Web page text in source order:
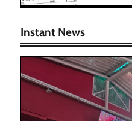
Instant News